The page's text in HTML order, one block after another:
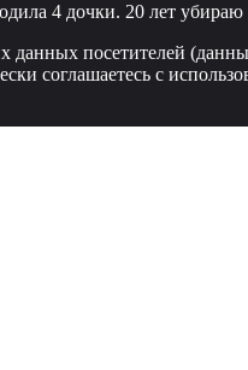
4 дочки. 20 лет
данных посетителей
соглашаетесь с